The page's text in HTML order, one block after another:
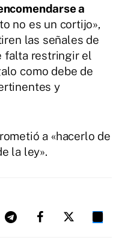
a
no es un cortijo»,
las señales de
falta restringir el
como debe de
y
a «hacerlo de
la ley».